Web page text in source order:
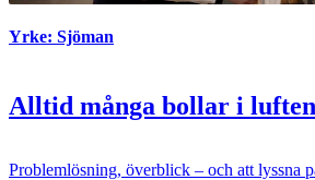
Yrke: Sjöman
Alltid många bollar i
Problemlösning, överblick – och att lyssna